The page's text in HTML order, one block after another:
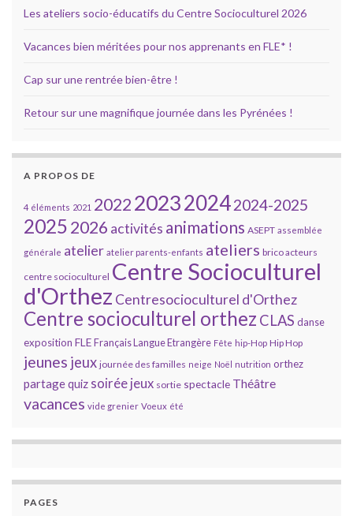
Les ateliers socio-éducatifs du Centre Socioculturel 2026
Vacances bien méritées pour nos apprenants en FLE* !
Cap sur une rentrée bien-être !
Retour sur une magnifique journée dans les Pyrénées !
A PROPOS DE
4 éléments 2021 2022202320242024-2025
20252026 activités animations ASEPT assemblée
générale atelier atelier parents-enfants ateliers brico acteurs
centre socioculturel Centre Socioculturel
d'Orthez Centresocioculturel d'Orthez
Centre socioculturel orthez CLAS danse
exposition FLE Français Langue Etrangère Fête hip-Hop Hip Hop
jeunes jeux journée des familles neige Noël nutrition orthez
partagequiz soirée jeux sortie spectacle Théâtre
vacances vide grenier Voeux été
PAGES